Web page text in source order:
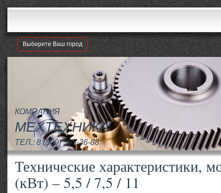
Выберите Ваш город
КОМПАНИЯ
МЕХТЕХНИКА
ТЕЛ.:8 (800) 505-36-88
Технические характеристики,
(кВт) – 5,5 / 7,5 / 11